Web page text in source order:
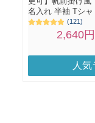
人